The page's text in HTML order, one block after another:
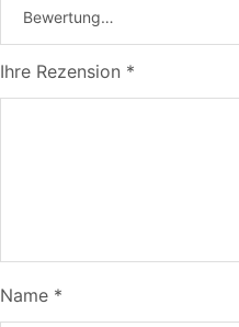
Ihre Rezension *
Name *